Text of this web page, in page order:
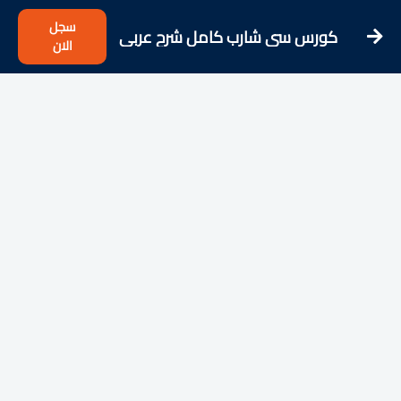
كورس سي شارب كامل شرح عربى
للمبتدئيين
سجل
الان